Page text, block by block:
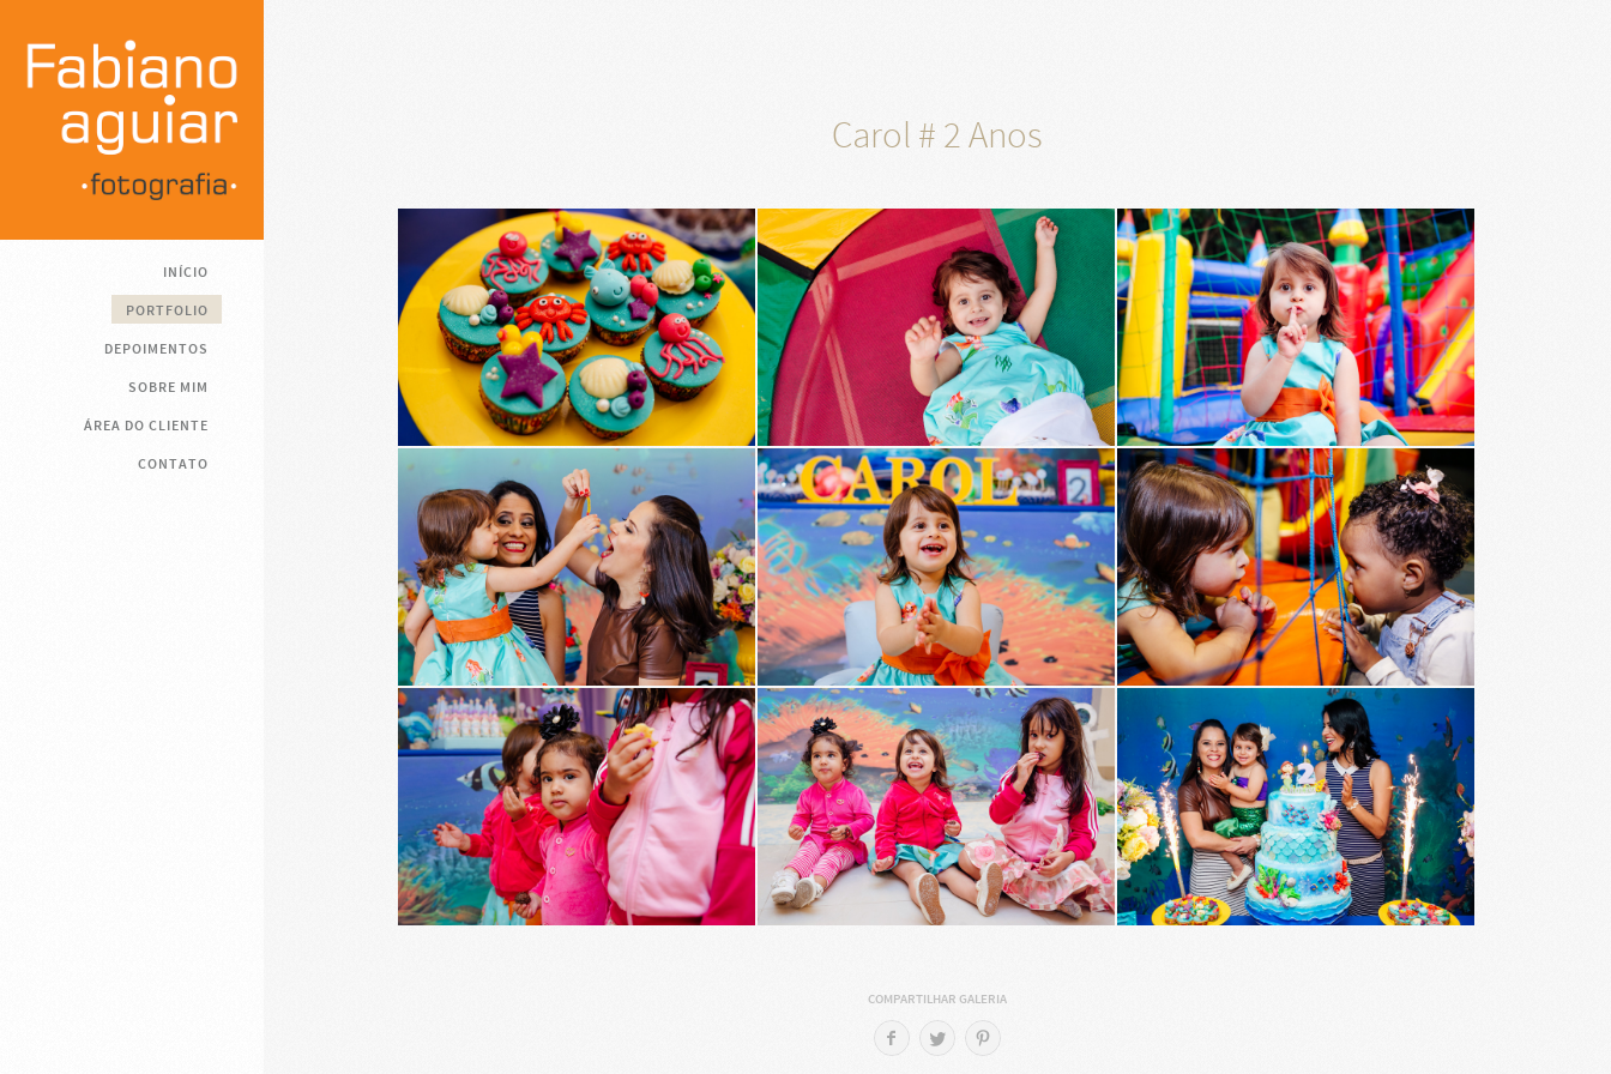
INÍCIO
PORTFOLIO
DEPOIMENTOS
SOBRE MIM
ÁREA DO CLIENTE
CONTATO
Carol # 2 Anos
COMPARTILHAR GALERIA